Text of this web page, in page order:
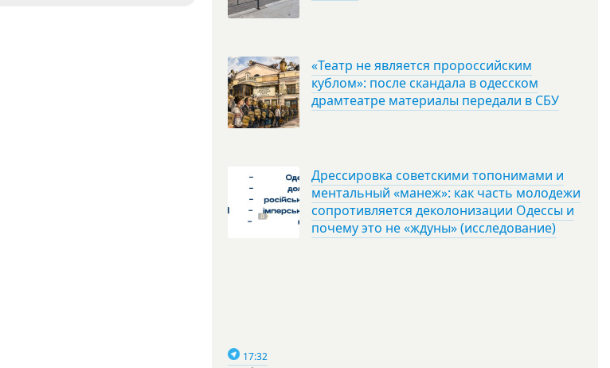
«Театр не является пророссийским
кублом»: после скандала в одесском
драмтеатре материалы передали в СБУ
Дрессировка советскими топонимами и
ментальный «манеж»: как часть молодежи
сопротивляется деколонизации Одессы и
почему это не «ждуны» (исследование)
17:32